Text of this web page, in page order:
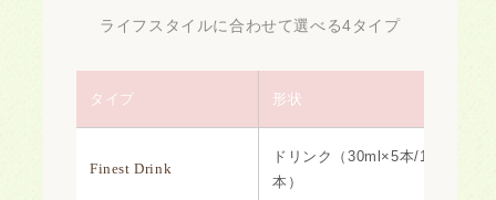
ライフスタイルに合わせて選べる4タイプ
タイプ 形状
Finest Drink
ドリンク（30ml×5本/10
本）